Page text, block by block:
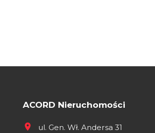
ACORD Nieruchomości
ul. Gen. Wł. Andersa 31